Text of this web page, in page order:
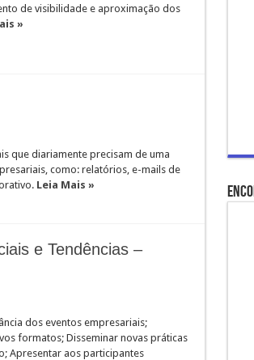
de visibilidade e aproximação dos
»
que diariamente precisam de uma
como: relatórios, e-mails de
Leia Mais »
e Tendências –
dos eventos empresariais;
formatos; Disseminar novas práticas
Apresentar aos participantes